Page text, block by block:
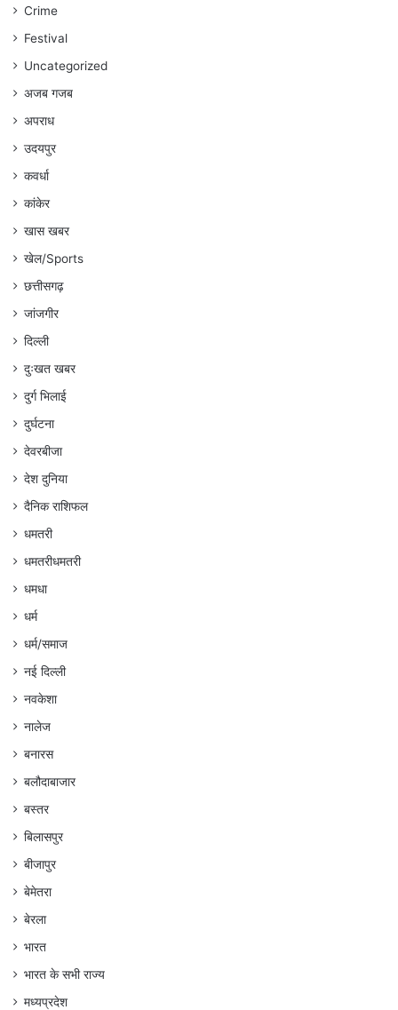
अंकित
गौरहा
Crime
Festival
Uncategorized
अजब गजब
अपराध
उदयपुर
कवर्धा
कांकेर
खास खबर
खेल/Sports
छत्तीसगढ़
जांजगीर
दिल्ली
दुःखत खबर
दुर्ग भिलाई
दुर्घटना
देवरबीजा
देश दुनिया
दैनिक राशिफल
धमतरी
धमतरीधमतरी
धमधा
धर्म
धर्म/समाज
नई दिल्ली
नवकेशा
नालेज
बनारस
बलौदाबाजार
बस्तर
बिलासपुर
बीजापुर
बेमेतरा
बेरला
भारत
भारत के सभी राज्य
मध्यप्रदेश